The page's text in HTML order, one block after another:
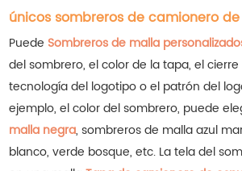
únicos sombreros de camionero
Puede Sombreros de malla
del sombrero, el color de la tapa, el
tecnología del logotipo o el patrón del
ejemplo, el color del sombrero, puede
malla negra, sombreros de malla azul
blanco, verde bosque, etc. La tela del